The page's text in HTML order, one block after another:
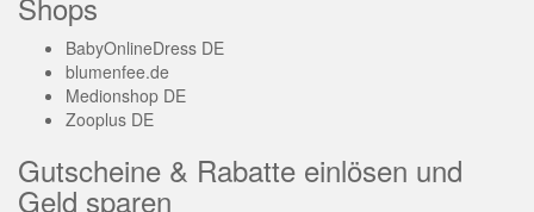
BabyOnlineDress DE
blumenfee.de
Medionshop DE
Zooplus DE
Gutscheine & Rabatte einlösen und
Geld sparen